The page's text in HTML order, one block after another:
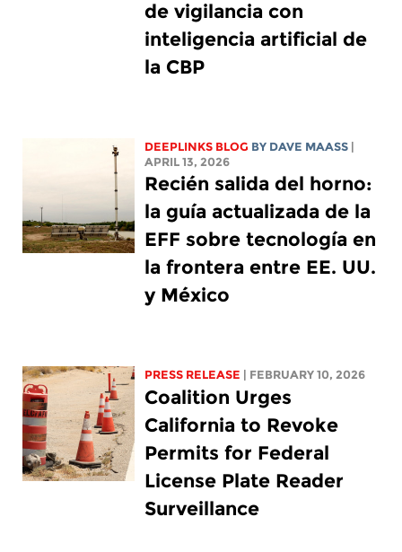
de vigilancia con
inteligencia artificial de
la CBP
DEEPLINKS BLOG BY DAVE MAASS
APRIL 13, 2026
Recién salida del horno:
la guía actualizada de la
EFF sobre tecnología en
la frontera entre EE. UU.
y México
PRESS RELEASE | FEBRUARY 10, 2026
Coalition Urges
California to Revoke
Permits for Federal
License Plate Reader
Surveillance